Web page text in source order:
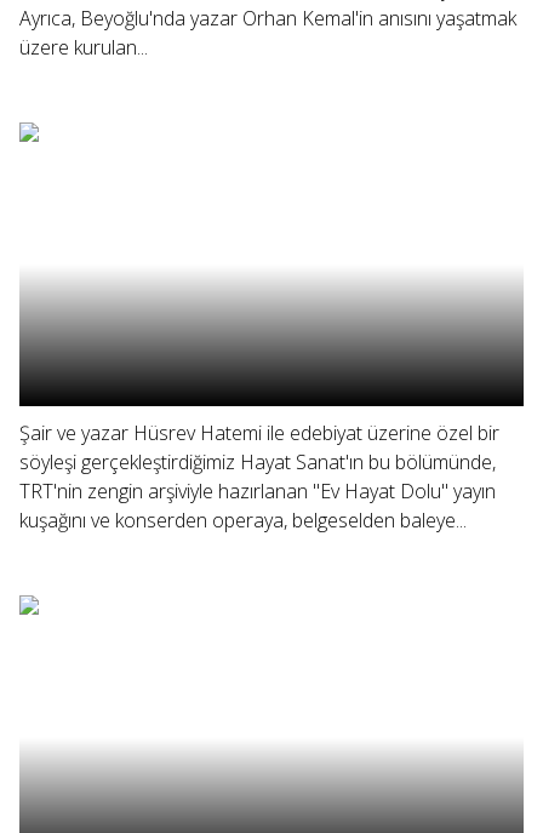
Ayrıca, Beyoğlu'nda yazar Orhan Kemal'in anısını yaşatmak
üzere kurulan...
Şair ve yazar Hüsrev Hatemi ile edebiyat üzerine özel bir
söyleşi gerçekleştirdiğimiz Hayat Sanat'ın bu bölümünde,
TRT'nin zengin arşiviyle hazırlanan "Ev Hayat Dolu" yayın
kuşağını ve konserden operaya, belgeselden baleye...